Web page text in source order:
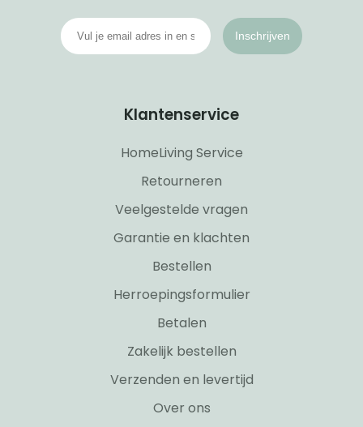
Inschrijven
Klantenservice
HomeLiving Service
Retourneren
Veelgestelde vragen
Garantie en klachten
Bestellen
Herroepingsformulier
Betalen
Zakelijk bestellen
Verzenden en levertijd
Over ons